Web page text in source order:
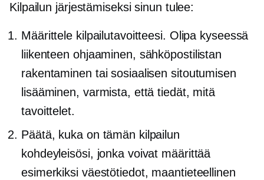
Kilpailun järjestämiseksi sinun tulee:
Määrittele kilpailutavoitteesi. Olipa kyseessä
liikenteen ohjaaminen, sähköpostilistan
rakentaminen tai sosiaalisen sitoutumisen
lisääminen, varmista, että tiedät, mitä
tavoittelet.
Päätä, kuka on tämän kilpailun
kohdeyleisösi, jonka voivat määrittää
esimerkiksi väestötiedot, maantieteellinen